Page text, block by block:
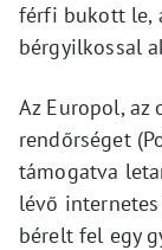
férfi bukott le,
bérgyilkossal
Az Europol, az
rendőrséget
támogatva
lévő
bérelt fel egy